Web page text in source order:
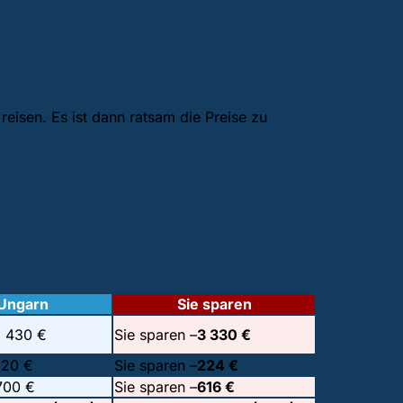
Es ist dann ratsam die Preise zu
Sie sparen
430 € Sie sparen –3 330 €
€ Sie sparen –224 €
€ Sie sparen –616 €